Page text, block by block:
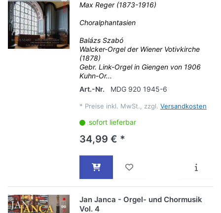
Max Reger (1873-1916)
Choralphantasien
Balázs Szabó
Walcker-Orgel der Wiener Votivkirche
(1878)
Gebr. Link-Orgel in Giengen von 1906
Kuhn-Or...
Art.-Nr.
MDG 920 1945-6
* Preise inkl. MwSt., zzgl. Versandkosten
sofort lieferbar
34,99 € *
Jan Janca - Orgel- und Chormusik
Vol. 4